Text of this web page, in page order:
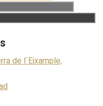
de l´Eixample,